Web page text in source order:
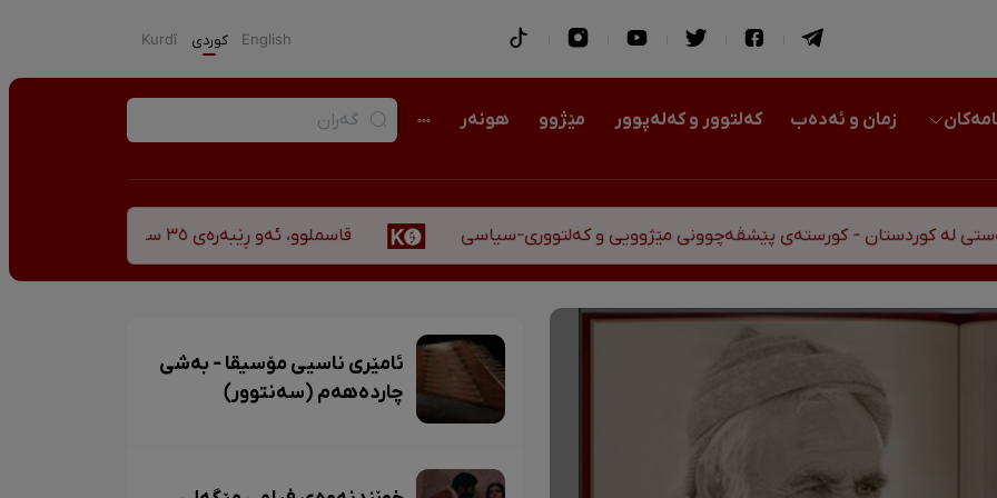
English كوردی Kurdî
زمان و ئەدەب کەلتوور و کەلەپوور مێژوو هونەر
- کورستەی پێشڤەچوونی مێژوویی و کەلتووری-سیاسی قاسملوو، ئەو ڕێبەرەی ٣٥ ساڵ پاش شەهید بوونیشی ڕێبازەکەی هەر زیندووە
ئامێری ناسیی مۆسیقا - بەشی
چاردەهەم (سەنتوور)